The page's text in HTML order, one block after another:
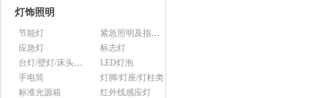
灯饰照明
节能灯
紧急照明及指示灯
应急灯
标志灯
台灯/壁灯/床头灯/落地灯
LED灯泡
手电筒
灯脚/灯座/灯柱类
标准光源箱
红外线感应灯